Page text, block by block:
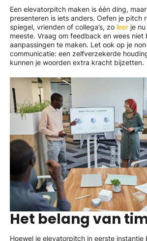
Een elevatorpitch maken is één ding,
presenteren is iets anders. Oefen je pitch
spiegel, vrienden of collega’s, zo leer je
meeste. Vraag om feedback en wees niet
aanpassingen te maken. Let ook op je
communicatie: een zelfverzekerde
kunnen je woorden extra kracht bijzetten.
Het belang van
Hoewel je elevatorpitch in eerste instantie